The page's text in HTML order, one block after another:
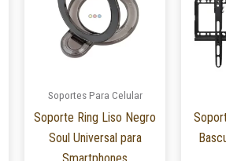
Soportes Para Celular
Soporte Ring Liso Negro
Soul Universal para